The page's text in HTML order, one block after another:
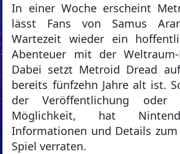
In einer Woche erscheint
lässt Fans von Samus
Wartezeit wieder ein
Abenteuer mit der
Dabei setzt Metroid Dread
bereits fünfzehn Jahre alt ist.
der Veröffentlichung oder
Möglichkeit, hat
Informationen und Details
Spiel verraten.